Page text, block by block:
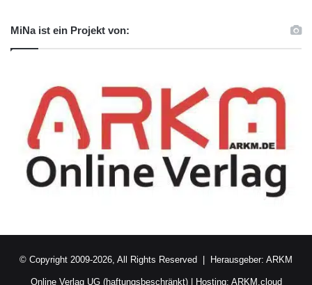
MiNa ist ein Projekt von:
© Copyright 2009-2026, All Rights Reserved | Herausgeber: ARKM
Online Verlag UG (haftungsbeschränkt)| Hosting: ARKM.cloud